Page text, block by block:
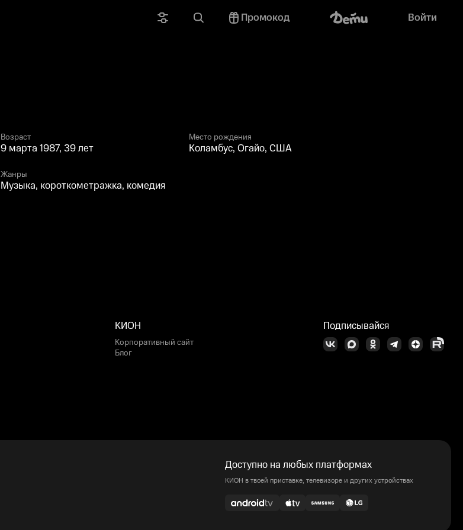
Промокод Войти
Возраст
9 марта 1987, 39 лет
Место рождения
Коламбус, Огайо, США
Жанры
Музыка, короткометражка, комедия
КИОН
Корпоративный сайт
Блог
Подписывайся
Доступно на любых платформах
КИОН в твоей приставке, телевизоре и других устройствах